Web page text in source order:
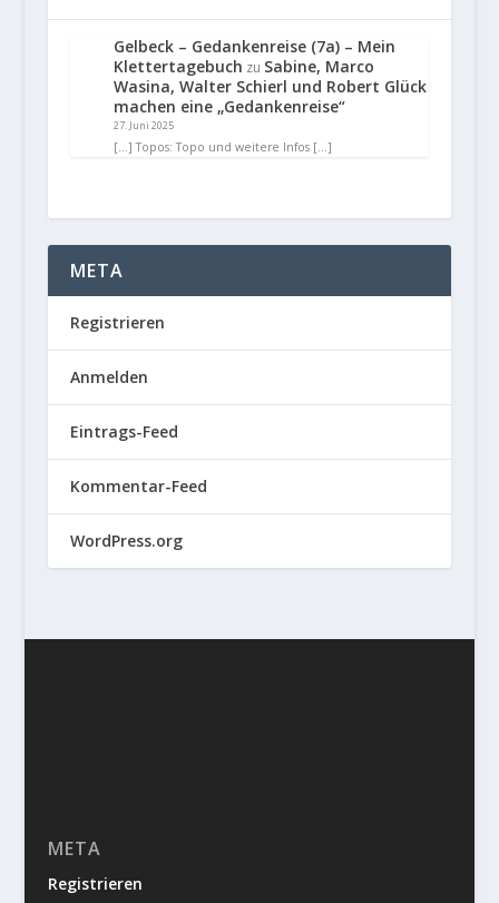
Gelbeck – Gedankenreise (7a) – Mein
Klettertagebuch zu Sabine, Marco
Wasina, Walter Schierl und Robert Glück
machen eine „Gedankenreise“
27. Juni 2025
[…] Topos: Topo und weitere Infos […]
META
Registrieren
Anmelden
Eintrags-Feed
Kommentar-Feed
WordPress.org
META
Registrieren